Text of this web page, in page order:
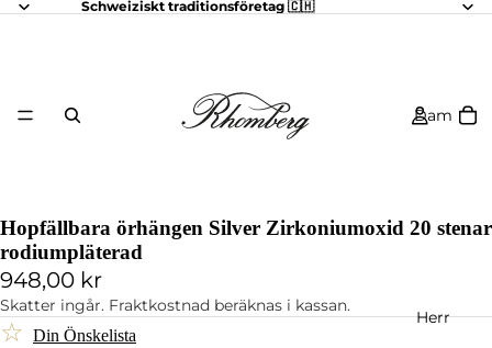
Schweiziskt traditionsföretag 🇨🇭
Dam
Herr
Hopfällbara örhängen Silver Zirkoniumoxid 20 stenar
rodiumpläterad
948,00 kr
Skatter ingår. Fraktkostnad beräknas i kassan.
☆ Din Önskelista